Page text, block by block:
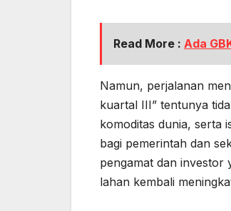
Read More : Ada
Namun, perjalanan
kuartal III” tentunya
komoditas dunia, serta
bagi pemerintah dan
pengamat dan investor
lahan kembali